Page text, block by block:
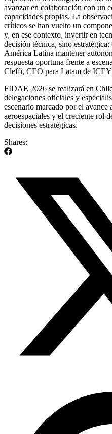
avanzar en colaboración con un
capacidades propias. La
críticos se han vuelto un
y, en ese contexto, invertir en
decisión técnica, sino
América Latina mantener
respuesta oportuna frente a
Cleffi, CEO para Latam de
FIDAE 2026 se realizará en
delegaciones oficiales y
escenario marcado por el avance
aeroespaciales y el creciente rol
decisiones estratégicas.
Shares: